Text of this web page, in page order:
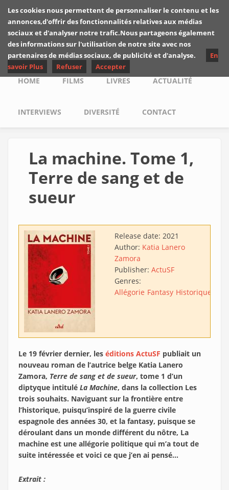
Skip to main content
Les critiques de
Yuyine
Main menu
HOME FILMS LIVRES ACTUALITÉ
INTERVIEWS DIVERSITÉ CONTACT
La machine. Tome 1,
Terre de sang et de
sueur
Release date: 2021
Author: Katia Lanero
Zamora
Publisher: ActuSF
Genres:
Allégorie Fantasy Historique
Le 19 février dernier, les éditions ActuSF publiait un
nouveau roman de l’autrice belge Katia Lanero
Zamora, Terre de sang et de sueur, tome 1 d’un
diptyque intitulé La Machine, dans la collection Les
trois souhaits. Naviguant sur la frontière entre
l’historique, puisqu’inspiré de la guerre civile
espagnole des années 30, et la fantasy, puisque se
déroulant dans un monde différent du nôtre, La
machine est une allégorie politique qui m’a tout de
suite intéressée et voici ce que j’en ai pensé…
Extrait :
Les cookies nous permettent de personnaliser le contenu et les
annonces,d'offrir des fonctionnalités relatives aux médias
sociaux et d'analyser notre trafic.Nous partageons également
des informations sur l'utilisation de notre site avec nos
partenaires de médias sociaux, de publicité et d'analyse.
En
savoir Plus
Refuser Accepter